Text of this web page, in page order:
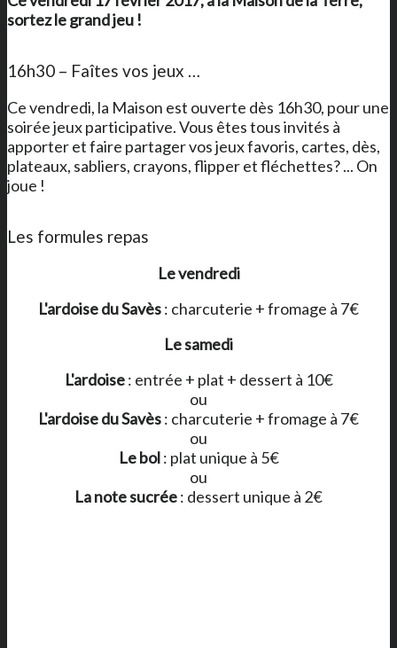
sortez le grand jeu !
16h30 – Faîtes vos jeux …
Ce vendredi, la Maison est ouverte dès 16h30, pour une
soirée jeux participative. Vous êtes tous invités à
apporter et faire partager vos jeux favoris, cartes, dès,
plateaux, sabliers, crayons, flipper et fléchettes? ... On
joue !
Les formules repas
Le vendredi
L'ardoise du Savès: charcuterie + fromage à 7€
Le samedi
L'ardoise: entrée + plat + dessert à 10€
ou
L'ardoise du Savès: charcuterie + fromage à 7€
ou
Le bol: plat unique à 5€
ou
La note sucrée: dessert unique à 2€